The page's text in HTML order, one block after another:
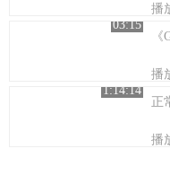
播
03:15
播
1:14:14
正
播